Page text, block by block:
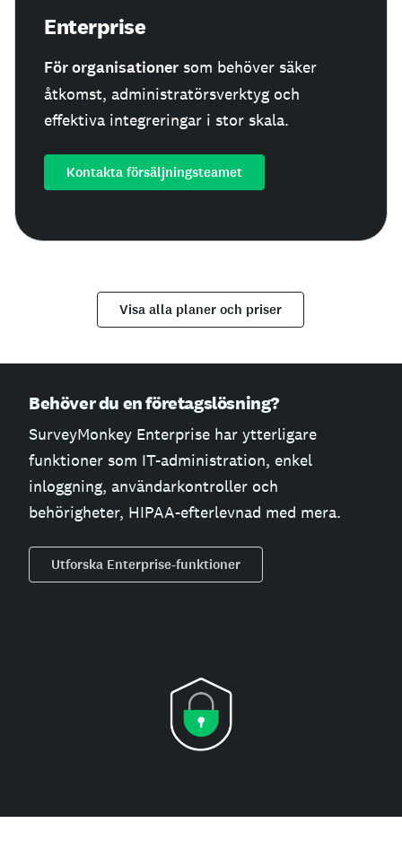
Enterprise
För organisationer som behöver säker
åtkomst, administratörsverktyg och
effektiva integreringar i stor skala.
Kontakta försäljningsteamet
Visa alla planer och priser
Behöver du en företagslösning?
SurveyMonkey Enterprise har ytterligare
funktioner som IT-administration, enkel
inloggning, användarkontroller och
behörigheter, HIPAA-efterlevnad med mera.
Utforska Enterprise-funktioner